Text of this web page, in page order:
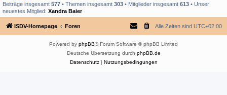
Beiträge insgesamt 577 • Themen insgesamt 303 • Mitglieder insgesamt 613 • Unser
neuestes Mitglied: Xandra Baier
ISDV-Homepage Foren Alle Zeiten sind UTC+02:00
Powered by phpBB® Forum Software © phpBB Limited
Deutsche Übersetzung durch phpBB.de
Datenschutz| Nutzungsbedingungen